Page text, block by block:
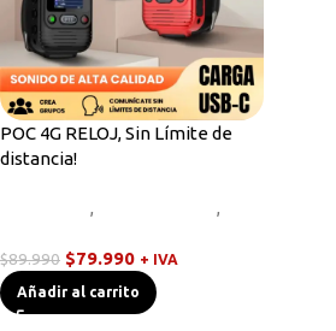
POC 4G RELOJ, Sin Límite de
distancia!
,
,
$89.990 $79.990 + IVA
Añadir al carrito